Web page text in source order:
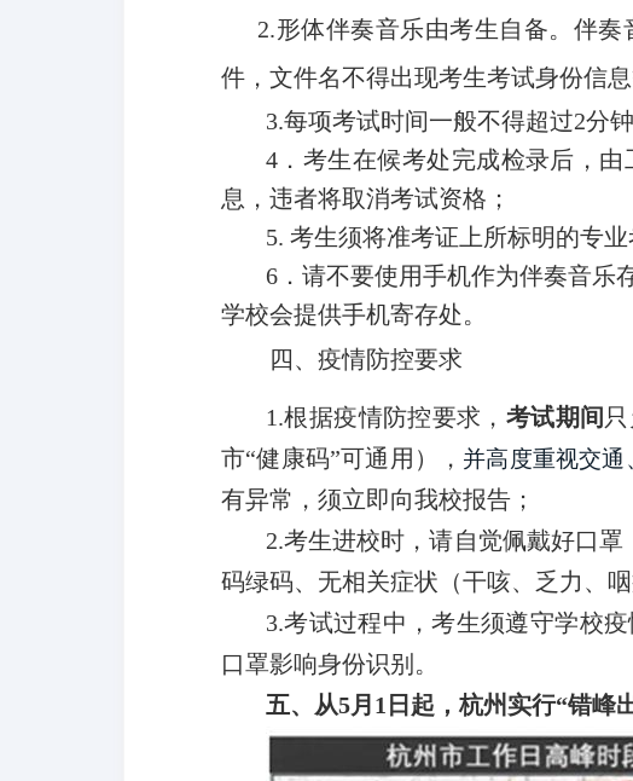
2.形体伴奏音乐由考生自备。伴奏
件，文件名不得出现考生考试身份信
3.每项考试时间一般不得超过2分
4 ．考生在候考处完成检录后，
息，违者将取消考试资格；
5. 考生须将准考证上所标明的专
6 ．请不要使用手机作为伴奏音乐
学校会提供手机寄存处。
四、疫情防控要求
1.根据疫情防控要求， 考试期间
市“健康码”可通用）， 并高度重视交
有异常，须立即向我校报告；
2.考生进校时，请自觉佩戴好口
码绿码、无相关症状（干咳、乏力、
3.考试过程中，考生须遵守学校
口罩影响身份识别。
五、从5月1日起，杭州实行“错峰